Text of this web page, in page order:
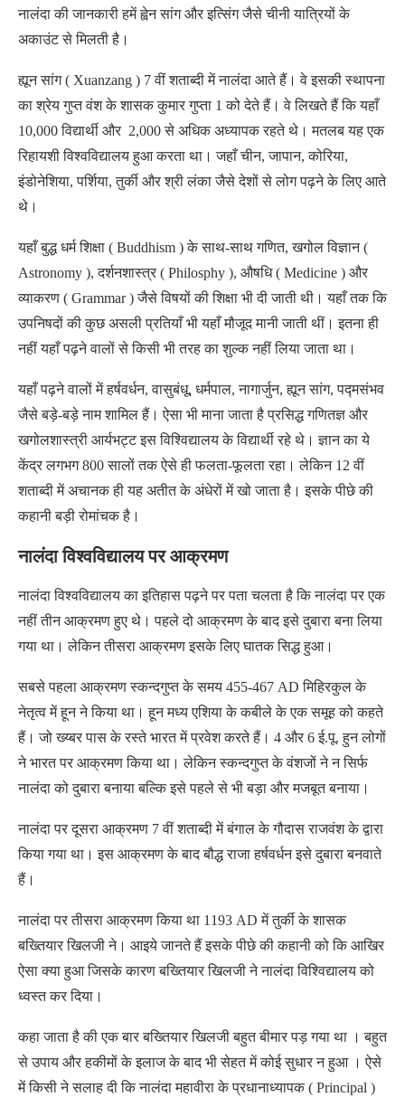
नालंदा की जानकारी हमें ह्वेन सांग और इत्सिंग जैसे चीनी यात्रियों के
अकाउंट से मिलती है।
ह्यून सांग ( Xuanzang ) 7 वीं शताब्दी में नालंदा आते हैं। वे इसकी स्थापना
का श्रेय गुप्त वंश के शासक कुमार गुप्ता 1 को देते हैं। वे लिखते हैं कि यहाँ
10,000 विद्यार्थी और 2,000 से अधिक अध्यापक रहते थे। मतलब यह एक
रिहायशी विश्वविद्यालय हुआ करता था। जहाँ चीन, जापान, कोरिया,
इंडोनेशिया, पर्शिया, तुर्की और श्री लंका जैसे देशों से लोग पढ़ने के लिए आते
थे।
यहाँ बुद्ध धर्म शिक्षा ( Buddhism ) के साथ-साथ गणित, खगोल विज्ञान (
Astronomy ), दर्शनशास्त्र ( Philosphy ), औषधि ( Medicine ) और
व्याकरण ( Grammar ) जैसे विषयों की शिक्षा भी दी जाती थी। यहाँ तक कि
उपनिषदों की कुछ असली प्रतियाँ भी यहाँ मौजूद मानी जाती थीं। इतना ही
नहीं यहाँ पढ़ने वालों से किसी भी तरह का शुल्क नहीं लिया जाता था।
यहाँ पढ़ने वालों में हर्षवर्धन, वासुबंधू, धर्मपाल, नागार्जुन, ह्यून सांग, पद्मसंभव
जैसे बड़े-बड़े नाम शामिल हैं। ऐसा भी माना जाता है प्रसिद्ध गणितज्ञ और
खगोलशास्त्री आर्यभट्ट इस विश्विद्यालय के विद्यार्थी रहे थे। ज्ञान का ये
केंद्र लगभग 800 सालों तक ऐसे ही फलता-फूलता रहा। लेकिन 12 वीं
शताब्दी में अचानक ही यह अतीत के अंधेरों में खो जाता है। इसके पीछे की
कहानी बड़ी रोमांचक है।
नालंदा विश्वविद्यालय पर आक्रमण
नालंदा विश्वविद्यालय का इतिहास पढ़ने पर पता चलता है कि नालंदा पर एक
नहीं तीन आक्रमण हुए थे। पहले दो आक्रमण के बाद इसे दुबारा बना लिया
गया था। लेकिन तीसरा आक्रमण इसके लिए घातक सिद्ध हुआ।
सबसे पहला आक्रमण स्कन्दगुप्त के समय 455-467 AD मिहिरकुल के
नेतृत्व में हून ने किया था। हून मध्य एशिया के कबीले के एक समूह को कहते
हैं। जो ख्य्बर पास के रस्ते भारत में प्रवेश करते हैं। 4 और 6 ई.पू. हुन लोगों
ने भारत पर आक्रमण किया था। लेकिन स्कन्दगुप्त के वंशजों ने न सिर्फ
नालंदा को दुबारा बनाया बल्कि इसे पहले से भी बड़ा और मजबूत बनाया।
नालंदा पर दूसरा आक्रमण 7 वीं शताब्दी में बंगाल के गौदास राजवंश के द्वारा
किया गया था। इस आक्रमण के बाद बौद्ध राजा हर्षवर्धन इसे दुबारा बनवाते
हैं।
नालंदा पर तीसरा आक्रमण किया था 1193 AD में तुर्की के शासक
बख्तियार खिलजी ने। आइये जानते हैं इसके पीछे की कहानी को कि आखिर
ऐसा क्या हुआ जिसके कारण बख्तियार खिलजी ने नालंदा विश्विद्यालय को
ध्वस्त कर दिया।
कहा जाता है की एक बार बख्तियार खिलजी बहुत बीमार पड़ गया था । बहुत
से उपाय और हकीमों के इलाज के बाद भी सेहत में कोई सुधार न हुआ । ऐसे
में किसी ने सलाह दी कि नालंदा महावीरा के प्रधानाध्यापक ( Principal )